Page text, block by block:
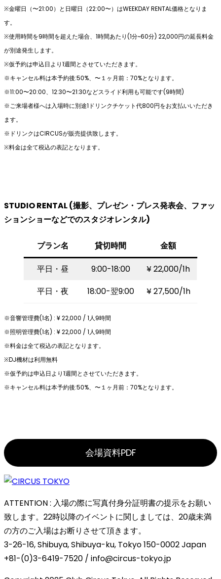
※⾦曜⽇（〜21:00）と⽇曜⽇（22:00〜）はWEEKDAY RENTAL価格となりま
す。
※使⽤時間を9時間を超えた場合、1時間あたり(1分~60分) 22,000円の延⻑料⾦
が別途発⽣します。
※仮予約は申込⽇より1週間とさせていただきます。
※キャンセル料は本予約後:50%、〜１ヶ⽉前：70%となります。
※11:00〜20:00、12:30〜21:30などスライド利⽤も可能です(9時間)
※ご来場者様へは⼊場時に別途1ドリンクチケット代800円をお⽀払いいただき
ます。
※ドリンクはCIRCUSが販売提供致します。
※料⾦は全て税込の表記となります。
STUDIO RENTAL (撮影、プレゼン・プレス発表会、ファッ
ションショーなどでのスタジオレンタル)
プラン名 貸切時間 金額
平日・昼 9:00-18:00
¥ 22,000/1h
平日・夜
18:00-翌9:00 ¥ 27,500/1h
※⾳響管理費(1名) : ¥ 22,000 / 1⼈9時間
※照明管理費(1名) : ¥ 22,000 / 1⼈9時間
※料⾦は全て税込の表記となります。
※DJ機材は利⽤無料
※仮予約は申込⽇より1週間とさせていただきます。
※キャンセル料は本予約後:50%、〜１ヶ⽉前：70%となります。
会場資料PDF
ATTENTION : 入場の際に写真付身分証明書の提示をお願い
致します。22時以降のイベントに関しましては、20歳未満
の方のご入場はお断りさせて頂きます。
3-26-16, Shibuya, Shibuya-ku, Tokyo 150-0002 Japan
+81-(0)3-6419-7520 / info@circus-tokyo.jp